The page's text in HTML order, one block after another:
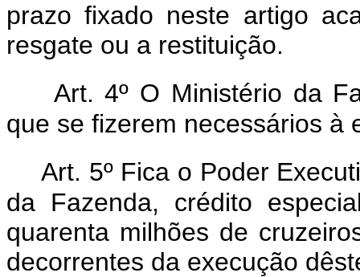
prazo fixado neste artigo
resgate ou a restituição.
Art. 4º O Ministério da
que se fizerem necessários à
Art. 5º Fica o Poder
da Fazenda, crédito
quarenta milhões de
decorrentes da execução